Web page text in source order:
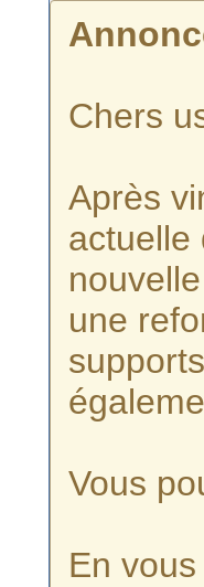
Chers
Après
actuelle
une
Vous
En